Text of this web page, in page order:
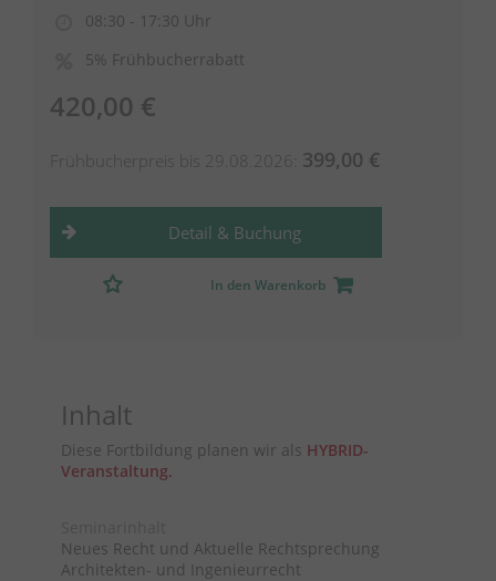
08:30 - 17:30 Uhr
5% Frühbucherrabatt
420,00 €
Frühbucherpreis bis 29.08.2026: 399,00 €
Detail & Buchung
In den Warenkorb
Inhalt
Diese Fortbildung planen wir als HYBRID-
Veranstaltung.
Neues Recht und Aktuelle Rechtsprechung
Architekten- und Ingenieurrecht